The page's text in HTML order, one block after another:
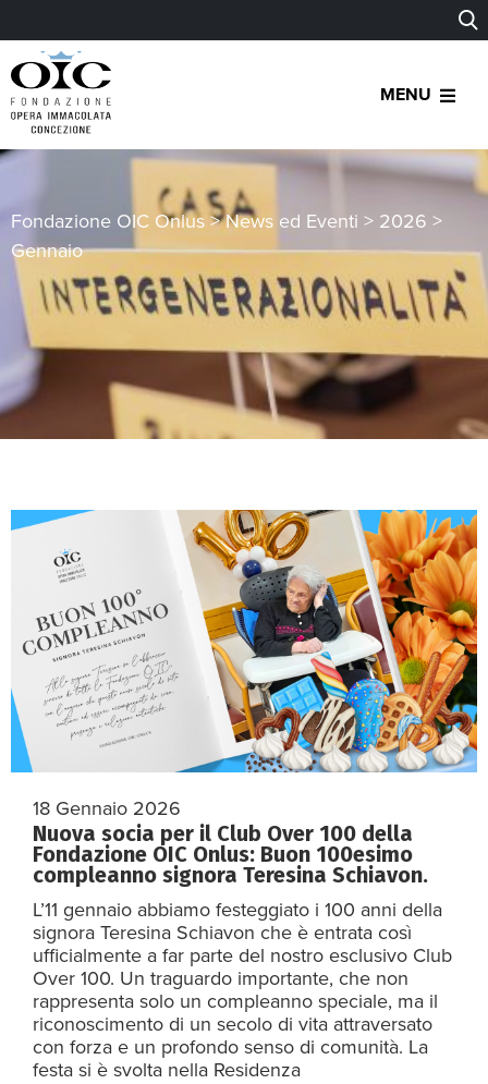
MENU
Fondazione OIC Onlus >News ed Eventi > 2026 >
Gennaio
18 Gennaio 2026
Nuova socia per il Club Over 100 della
Fondazione OIC Onlus: Buon 100esimo
compleanno signora Teresina Schiavon.
L’11 gennaio abbiamo festeggiato i 100 anni della
signora Teresina Schiavon che è entrata così
ufficialmente a far parte del nostro esclusivo Club
Over 100. Un traguardo importante, che non
rappresenta solo un compleanno speciale, ma il
riconoscimento di un secolo di vita attraversato
con forza e un profondo senso di comunità. La
festa si è svolta nella Residenza